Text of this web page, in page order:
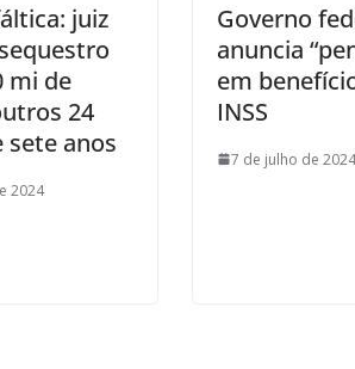
juiz
mi de
24
sete anos
2024
Governo
anuncia
em
INSS
7 de julho de 2024